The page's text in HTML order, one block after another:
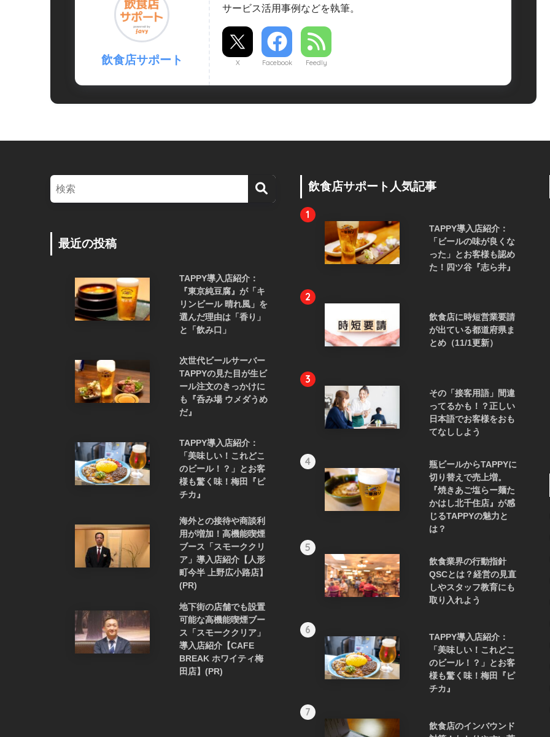
飲食店サポート
サービス活用事例などを執筆。
X Facebook Feedly
最近の投稿
TAPPY導入店紹介：
『東京純豆腐』が「キ
リンビール 晴れ風」を
選んだ理由は「香り」
と「飲み口」
次世代ビールサーバー
TAPPYの見た目が生ビ
ール注文のきっかけに
も『呑み場 ウメダうめ
だ』
TAPPY導入店紹介：
「美味しい！これどこ
のビール！？」とお客
様も驚く味！梅田『ピ
チカ』
海外との接待や商談利
用が増加！高機能喫煙
ブース「スモーククリ
ア」導入店紹介【人形
町今半 上野広小路店】
(PR)
地下街の店舗でも設置
可能な高機能喫煙ブー
ス「スモーククリア」
導入店紹介【CAFE
BREAK ホワイティ梅
田店】(PR)
飲食店サポート人気記事
1
TAPPY導入店紹介：
「ビールの味が良くな
った」とお客様も認め
た！四ツ谷『志ら井』
2
飲食店に時短営業要請
が出ている都道府県ま
とめ（11/1更新）
3
その「接客用語」間違
ってるかも！？正しい
日本語でお客様をおも
てなししよう
4
瓶ビールからTAPPYに
切り替えで売上増。
『焼きあご塩らー麺た
かはし北千住店』が感
じるTAPPYの魅力と
は？
5
飲食業界の行動指針
QSCとは？経営の見直
しやスタッフ教育にも
取り入れよう
6
TAPPY導入店紹介：
「美味しい！これどこ
のビール！？」とお客
様も驚く味！梅田『ピ
チカ』
7
飲食店のインバウンド